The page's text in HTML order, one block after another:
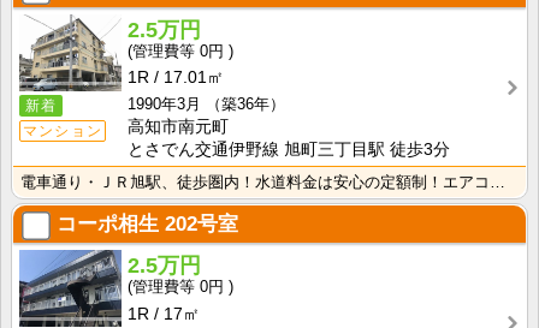
新着
マンション
2.5万円
0円
1R
17.01㎡
1990年3月
（築36年）
高知市南元町
とさでん交通伊野線 旭町三丁目駅 徒歩3分
コーポ相生 202号室
2.5万円
0円
1R
17㎡